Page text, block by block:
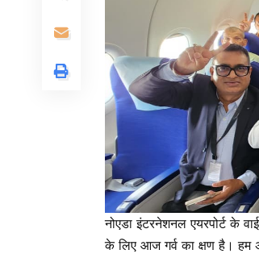
नोएडा इंटरनेशनल एयरपोर्ट के
के लिए आज गर्व का क्षण है। हम